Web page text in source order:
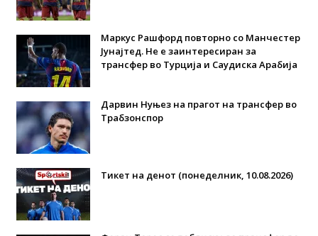
Маркус Рашфорд повторно со Манчестер
Јунајтед. Не е заинтересиран за
трансфер во Турција и Саудиска Арабија
Дарвин Нуњез на прагот на трансфер во
Трабзонспор
Тикет на денот (понеделник, 10.08.2026)